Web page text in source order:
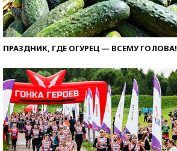
ПРАЗДНИК, ГДЕ ОГУРЕЦ — ВСЕМУ ГОЛОВА!